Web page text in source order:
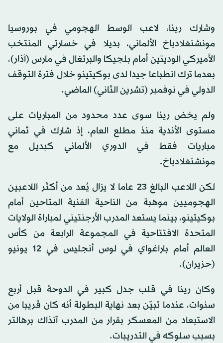
وشارك رينا، لاعب الوسط الهجومي في بوروسيا
مونشنغلادباخ الألماني، بديلا في خسارتي المنتخب
الأميركي الوديتين أمام بلجيكا والبرتغال في مارس (آذار)،
بعدما ترك انطباعا جيدا لدى بوكيتينو خلال فترة التوقف
الدولي في نوفمبر (تشرين الثاني) الماضي.
ولم يخض رينا سوى عدد محدود من المباريات على
مستوى الأندية منذ مطلع العام، إذ شارك في ثماني
مباريات فقط في الدوري الألماني كبديل مع
مونشنغلادباخ.
لكن اللاعب البالغ 23 عاما لا يزال يُعد من أكثر اللاعبين
الهجوميين موهبة من الناحية الفنية المتاحين أمام
بوكيتينو، بينما يستعد المدرب الأرجنتيني لمباراة الولايات
المتحدة الافتتاحية في المجموعة الرابعة من كأس
العالم أمام باراغواي في لوس أنجليس في 12 يونيو
(حزيران).
وكان رينا في قلب جدل كبير في الدوحة قبل أربع
سنوات، عندما تبيّن بعد نهاية البطولة أنه كان قريبا من
الاستبعاد من المعسكر بقرار من المدرب آنذاك برهالتر
بسبب سلوكه في التدريبات.